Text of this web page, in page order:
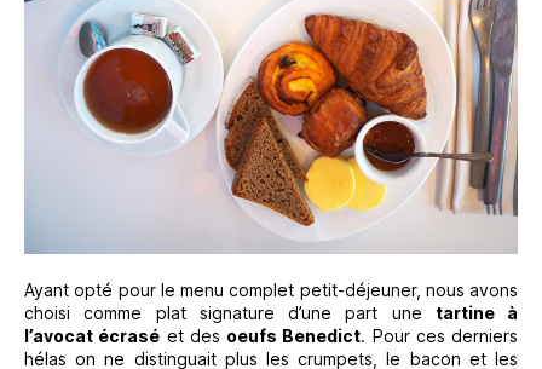
Ayant opté pour le menu complet petit-déjeuner, nous avons
choisi comme plat signature d’une part une tartine à
l’avocat écrasé et des oeufs Benedict. Pour ces derniers
hélas on ne distinguait plus les crumpets, le bacon et les